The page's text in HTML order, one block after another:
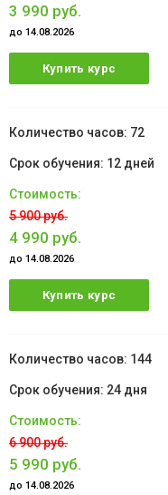
3 990 руб.
до 14.08.2026
Купить курс
72
12 дней
5 900 руб.
4 990 руб.
до 14.08.2026
Купить курс
144
24 дня
6 900 руб.
5 990 руб.
до 14.08.2026